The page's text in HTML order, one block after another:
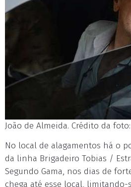
João de Almeida. Crédito da
No local de alagamentos há o
da linha Brigadeiro Tobias /
Segundo Gama, nos dias de
chega até esse local,